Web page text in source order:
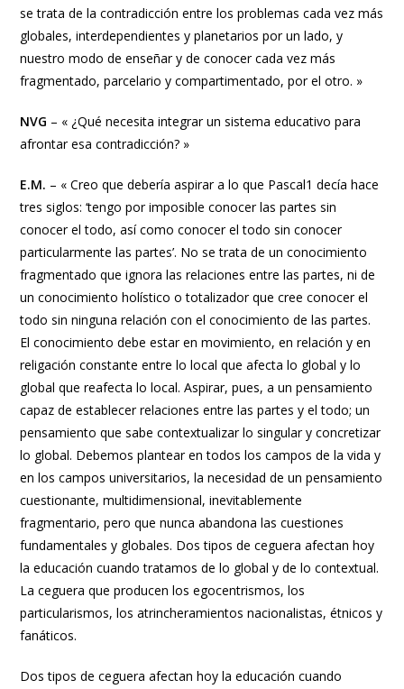
se trata de la contradicción entre los problemas cada vez más
globales, interdependientes y planetarios por un lado, y
nuestro modo de enseñar y de conocer cada vez más
fragmentado, parcelario y compartimentado, por el otro. »
NVG – « ¿Qué necesita integrar un sistema educativo para
afrontar esa contradicción? »
E.M. – « Creo que debería aspirar a lo que Pascal1 decía hace
tres siglos: ‘tengo por imposible conocer las partes sin
conocer el todo, así como conocer el todo sin conocer
particularmente las partes’. No se trata de un conocimiento
fragmentado que ignora las relaciones entre las partes, ni de
un conocimiento holístico o totalizador que cree conocer el
todo sin ninguna relación con el conocimiento de las partes.
El conocimiento debe estar en movimiento, en relación y en
religación constante entre lo local que afecta lo global y lo
global que reafecta lo local. Aspirar, pues, a un pensamiento
capaz de establecer relaciones entre las partes y el todo; un
pensamiento que sabe contextualizar lo singular y concretizar
lo global. Debemos plantear en todos los campos de la vida y
en los campos universitarios, la necesidad de un pensamiento
cuestionante, multidimensional, inevitablemente
fragmentario, pero que nunca abandona las cuestiones
fundamentales y globales. Dos tipos de ceguera afectan hoy
la educación cuando tratamos de lo global y de lo contextual.
La ceguera que producen los egocentrismos, los
particularismos, los atrincheramientos nacionalistas, étnicos y
fanáticos.
Dos tipos de ceguera afectan hoy la educación cuando